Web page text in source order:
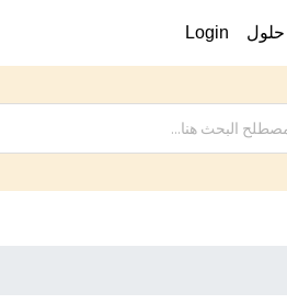
حلول Login